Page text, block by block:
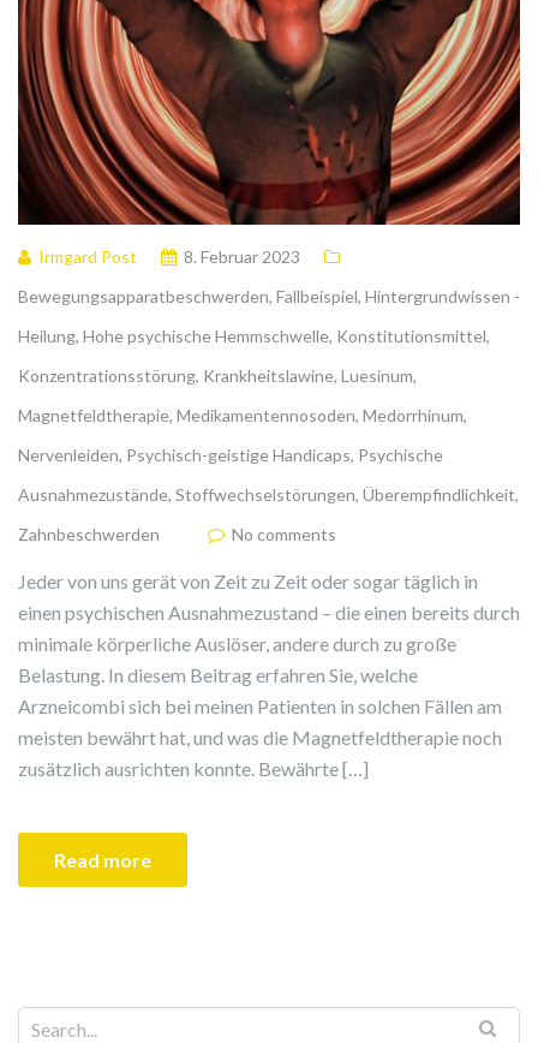
Irmgard Post
8. Februar 2023
Bewegungsapparatbeschwerden, Fallbeispiel, Hintergrundwissen -
Heilung, Hohe psychische Hemmschwelle, Konstitutionsmittel,
Konzentrationsstörung, Krankheitslawine, Luesinum,
Magnetfeldtherapie, Medikamentennosoden, Medorrhinum,
Nervenleiden, Psychisch-geistige Handicaps, Psychische
Ausnahmezustände, Stoffwechselstörungen, Überempfindlichkeit,
Zahnbeschwerden
No comments
Jeder von uns gerät von Zeit zu Zeit oder sogar täglich in
einen psychischen Ausnahmezustand – die einen bereits durch
minimale körperliche Auslöser, andere durch zu große
Belastung. In diesem Beitrag erfahren Sie, welche
Arzneicombi sich bei meinen Patienten in solchen Fällen am
meisten bewährt hat, und was die Magnetfeldtherapie noch
zusätzlich ausrichten konnte. Bewährte […]
Read more
Search for: